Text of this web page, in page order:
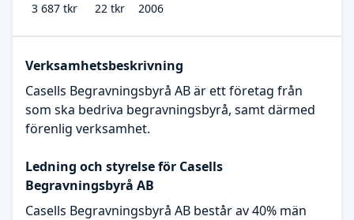
3 687 tkr
22 tkr
2006
Verksamhetsbeskrivning
Casells Begravningsbyrå AB är ett företag från
som ska bedriva begravningsbyrå, samt därmed
förenlig verksamhet.
Ledning och styrelse för Casells
Begravningsbyrå AB
Casells Begravningsbyrå AB består av 40% män